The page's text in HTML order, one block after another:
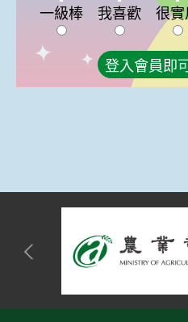
一級棒 我喜歡 很實
登入會員即